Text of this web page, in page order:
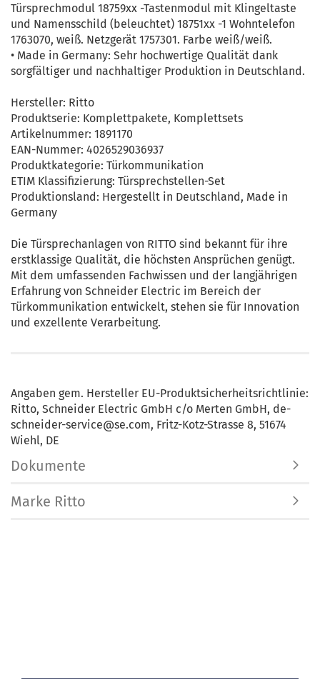
Türsprechmodul 18759xx -Tastenmodul mit Klingeltaste
und Namensschild (beleuchtet) 18751xx -1 Wohntelefon
1763070, weiß. Netzgerät 1757301. Farbe weiß/weiß.
• Made in Germany: Sehr hochwertige Qualität dank
sorgfältiger und nachhaltiger Produktion in Deutschland.
Hersteller: Ritto
Produktserie: Komplettpakete, Komplettsets
Artikelnummer: 1891170
EAN-Nummer: 4026529036937
Produktkategorie: Türkommunikation
ETIM Klassifizierung: Türsprechstellen-Set
Produktionsland: Hergestellt in Deutschland, Made in
Germany
Die Türsprechanlagen von RITTO sind bekannt für ihre
erstklassige Qualität, die höchsten Ansprüchen genügt.
Mit dem umfassenden Fachwissen und der langjährigen
Erfahrung von Schneider Electric im Bereich der
Türkommunikation entwickelt, stehen sie für Innovation
und exzellente Verarbeitung.
Angaben gem. Hersteller EU-Produktsicherheitsrichtlinie:
Ritto, Schneider Electric GmbH c/o Merten GmbH, de-
schneider-service@se.com, Fritz-Kotz-Strasse 8, 51674
Wiehl, DE
Dokumente
Marke Ritto